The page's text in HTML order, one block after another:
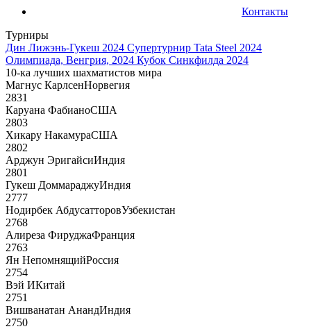
Контакты
Турниры
Дин Лижэнь-Гукеш 2024 Супертурнир Tata Steel 2024
Олимпиада, Венгрия, 2024 Кубок Синкфилда 2024
10-ка лучших шахматистов мира
Магнус КарлсенНорвегия
2831
Каруана ФабианоСША
2803
Хикару НакамураСША
2802
Арджун ЭригайсиИндия
2801
Гукеш ДоммараджуИндия
2777
Нодирбек АбдусатторовУзбекистан
2768
Алиреза ФируджаФранция
2763
Ян НепомнящийРоссия
2754
Вэй ИКитай
2751
Вишванатан АнандИндия
2750